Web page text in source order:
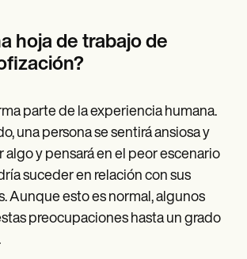
hoja de trabajo de
parte de la experiencia humana.
una persona se sentirá ansiosa y
y pensará en el peor escenario
suceder en relación con sus
Aunque esto es normal, algunos
preocupaciones hasta un grado